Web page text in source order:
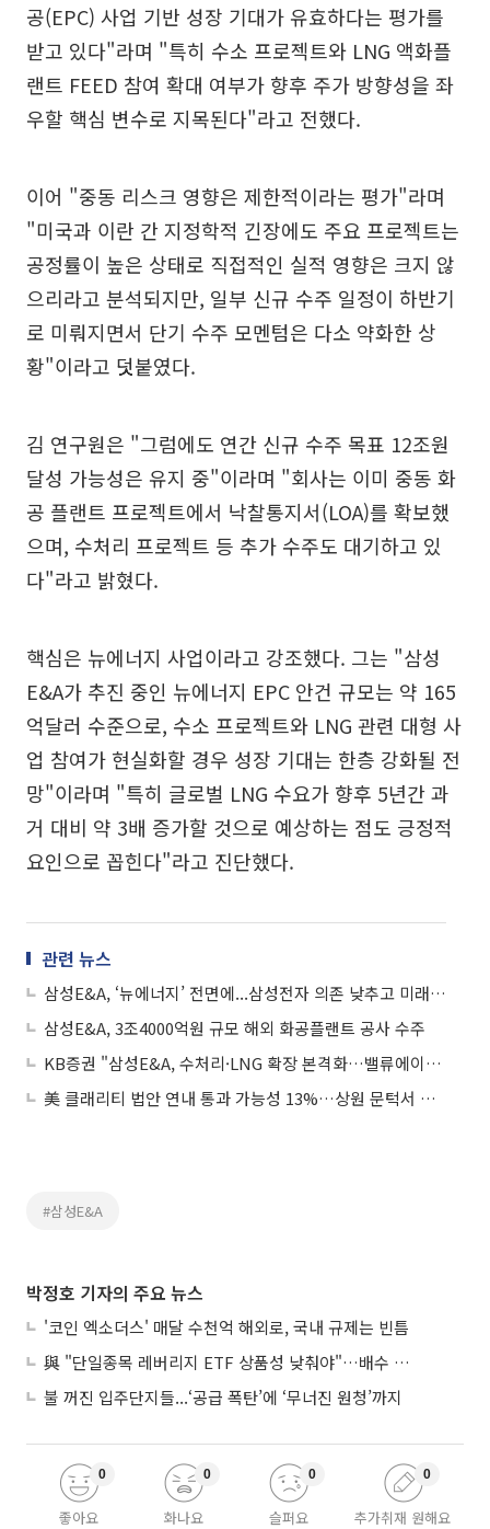
공(EPC) 사업 기반 성장 기대가 유효하다는 평가를
받고 있다"라며 "특히 수소 프로젝트와 LNG 액화플
랜트 FEED 참여 확대 여부가 향후 주가 방향성을 좌
우할 핵심 변수로 지목된다"라고 전했다.
이어 "중동 리스크 영향은 제한적이라는 평가"라며
"미국과 이란 간 지정학적 긴장에도 주요 프로젝트는
공정률이 높은 상태로 직접적인 실적 영향은 크지 않
으리라고 분석되지만, 일부 신규 수주 일정이 하반기
로 미뤄지면서 단기 수주 모멘텀은 다소 약화한 상
황"이라고 덧붙였다.
김 연구원은 "그럼에도 연간 신규 수주 목표 12조원
달성 가능성은 유지 중"이라며 "회사는 이미 중동 화
공 플랜트 프로젝트에서 낙찰통지서(LOA)를 확보했
으며, 수처리 프로젝트 등 추가 수주도 대기하고 있
다"라고 밝혔다.
핵심은 뉴에너지 사업이라고 강조했다. 그는 "삼성
E&A가 추진 중인 뉴에너지 EPC 안건 규모는 약 165
억달러 수준으로, 수소 프로젝트와 LNG 관련 대형 사
업 참여가 현실화할 경우 성장 기대는 한층 강화될 전
망"이라며 "특히 글로벌 LNG 수요가 향후 5년간 과
거 대비 약 3배 증가할 것으로 예상하는 점도 긍정적
요인으로 꼽힌다"라고 진단했다.
관련 뉴스
삼성E&A, ‘뉴에너지’ 전면에...삼성전자 의존 낮추고 미래 먹거리 박차
삼성E&A, 3조4000억원 규모 해외 화공플랜트 공사 수주
KB증권 "삼성E&A, 수처리·LNG 확장 본격화…밸류에이션 레벨업 기대"
美 클래리티 법안 연내 통과 가능성 13%…상원 문턱서 제동
#삼성E&A
박정호 기자의 주요 뉴스
'코인 엑소더스' 매달 수천억 해외로, 국내 규제는 빈틈
與 "단일종목 레버리지 ETF 상품성 낮춰야"…배수 조정안도 거론
불 꺼진 입주단지들...‘공급 폭탄’에 ‘무너진 원청’까지
좋아요
0
화나요
0
슬퍼요
0
추가취재 원해요
0